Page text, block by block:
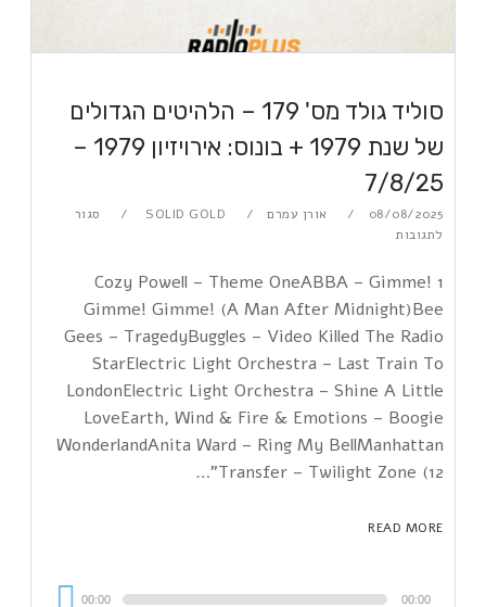
סוליד גולד מס' 179 – הלהיטים הגדולים
של שנת 1979 + בונוס: אירויזיון 1979 –
7/8/25
08/08/2025 אורן עמרם SOLID GOLD
סגור
לתגובות
1 Cozy Powell – Theme OneABBA – Gimme!
Gimme! Gimme! (A Man After Midnight)Bee
Gees – TragedyBuggles – Video Killed The Radio
StarElectric Light Orchestra – Last Train To
LondonElectric Light Orchestra – Shine A Little
LoveEarth, Wind & Fire & Emotions – Boogie
WonderlandAnita Ward – Ring My BellManhattan
Transfer – Twilight Zone (12"…
READ MORE
00:00 00:00